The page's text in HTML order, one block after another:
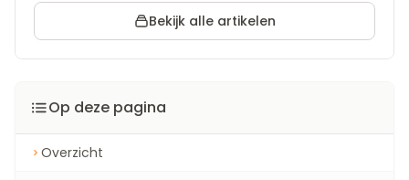
Bekijk alle artikelen
Op deze pagina
Overzicht